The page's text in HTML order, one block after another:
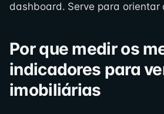
dashboard. Serve para orientar
Por que medir os
indicadores para
imobiliárias